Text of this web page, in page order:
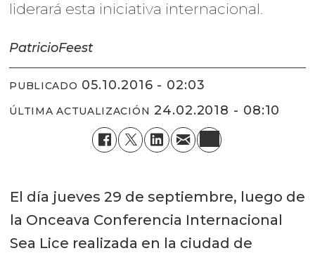
liderará esta iniciativa internacional.
PatricioFeest
PUBLICADO 05.10.2016 - 02:03
ÚLTIMA ACTUALIZACIÓN 24.02.2018 - 08:10
El día jueves 29 de septiembre, luego de
la Onceava Conferencia Internacional
Sea Lice realizada en la ciudad de